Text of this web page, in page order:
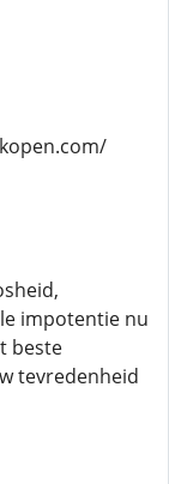
impotentie nu
beste
tevredenheid